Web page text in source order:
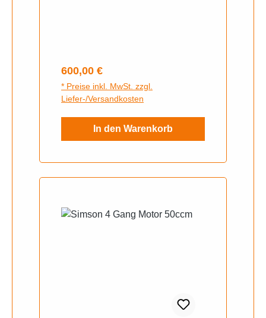
Regulärer Preis:
600,00 €
* Preise inkl. MwSt. zzgl.
Liefer-/Versandkosten
In den Warenkorb